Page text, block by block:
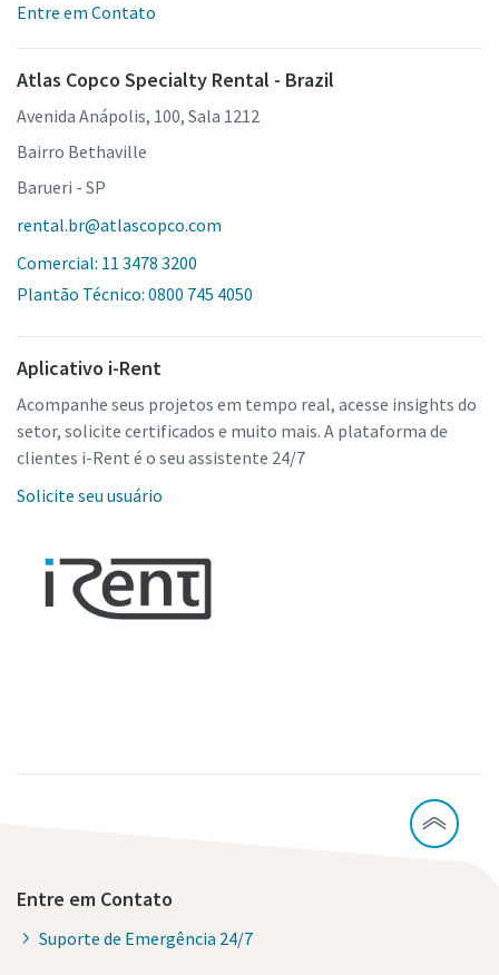
Entre em Contato
Atlas Copco Specialty Rental - Brazil
Avenida Anápolis, 100, Sala 1212
Bairro Bethaville
Barueri - SP
rental.br@atlascopco.com
Comercial: 11 3478 3200
Plantão Técnico: 0800 745 4050
Aplicativo i-Rent
Acompanhe seus projetos em tempo real, acesse insights do
setor, solicite certificados e muito mais. A plataforma de
clientes i-Rent é o seu assistente 24/7
Solicite seu usuário
Entre em Contato
Suporte de Emergência 24/7